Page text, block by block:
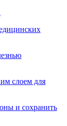
слоем для
и сохранить